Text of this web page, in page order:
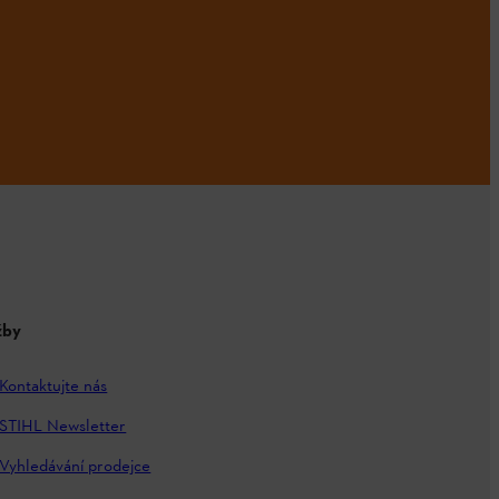
Kontaktujte nás
STIHL Newsletter
Vyhledávání prodejce